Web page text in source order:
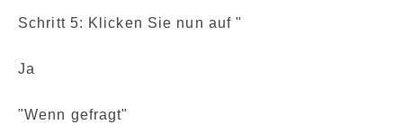
Schritt 5: Klicken Sie nun auf "
Ja
"Wenn gefragt"